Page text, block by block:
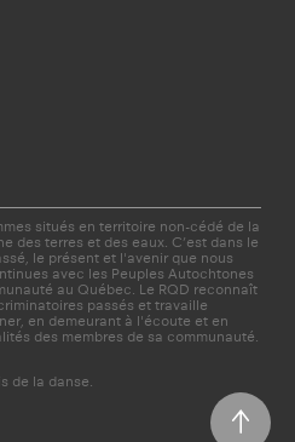
situés en territoire non-cédé de la
des terres et des eaux. C’est dans le
le présent et l'avenir que nous
avec les Peuples Autochtones
au Québec. Le RQD reconnaît
passés et travaille
en demeurant à l'écoute et en
des membres de sa communauté.
de la danse.